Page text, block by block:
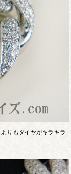
りもダイヤがキラキラ